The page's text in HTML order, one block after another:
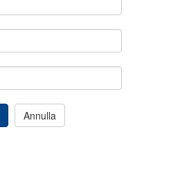
Annulla